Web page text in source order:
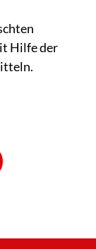
Hilfe der